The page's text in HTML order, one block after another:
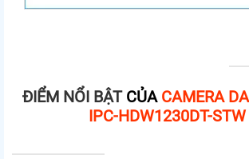
ĐIỂM NỔI BẬT CỦACAMERA
IPC-HDW1230DT-STW